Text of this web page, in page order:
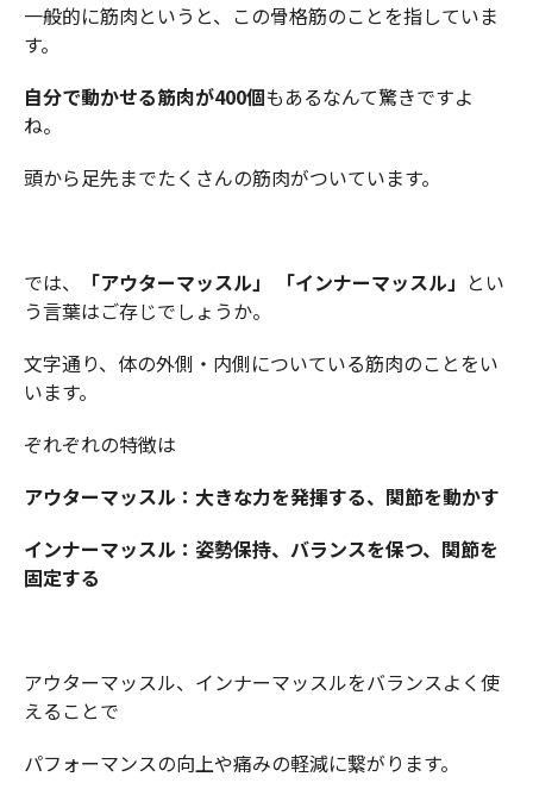
一般的に筋肉というと、この骨格筋のことを指していま
す。
自分で動かせる筋肉が400個もあるなんて驚きですよ
ね。
頭から足先までたくさんの筋肉がついています。
では、 「アウターマッスル」 「インナーマッスル」 とい
う言葉はご存じでしょうか。
文字通り、体の外側・内側についている筋肉のことをい
います。
ぞれぞれの特徴は
アウターマッスル：大きな力を発揮する、関節を動かす
インナーマッスル：姿勢保持、バランスを保つ、関節を
固定する
アウターマッスル、インナーマッスルをバランスよく使
えることで
パフォーマンスの向上や痛みの軽減に繋がります。